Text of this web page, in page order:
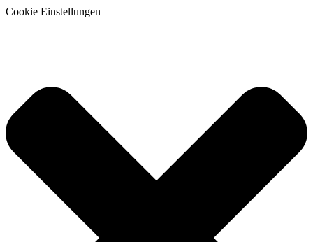
Cookie Einstellungen